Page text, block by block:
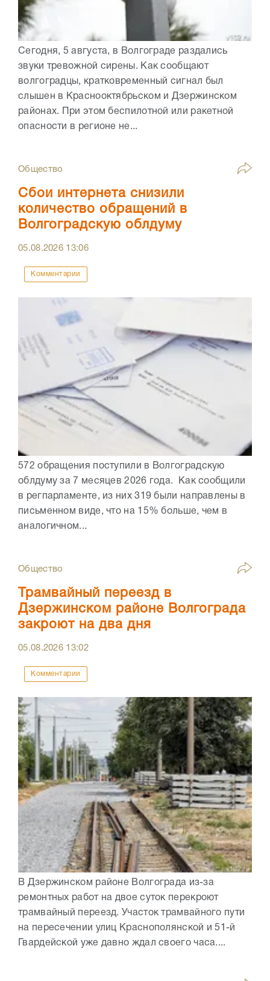
Сегодня, 5 августа, в Волгограде раздались
звуки тревожной сирены. Как сообщают
волгоградцы, кратковременный сигнал был
слышен в Краснооктябрьском и Дзержинском
районах. При этом беспилотной или ракетной
опасности в регионе не...
Общество
Сбои интернета снизили
количество обращений в
Волгоградскую облдуму
05.08.2026 13:06
Комментарии
572 обращения поступили в Волгоградскую
облдуму за 7 месяцев 2026 года. Как сообщили
в регпарламенте, из них 319 были направлены в
письменном виде, что на 15% больше, чем в
аналогичном...
Общество
Трамвайный переезд в
Дзержинском районе Волгограда
закроют на два дня
05.08.2026 13:02
Комментарии
В Дзержинском районе Волгограда из-за
ремонтных работ на двое суток перекроют
трамвайный переезд. Участок трамвайного пути
на пересечении улиц Краснополянской и 51-й
Гвардейской уже давно ждал своего часа....